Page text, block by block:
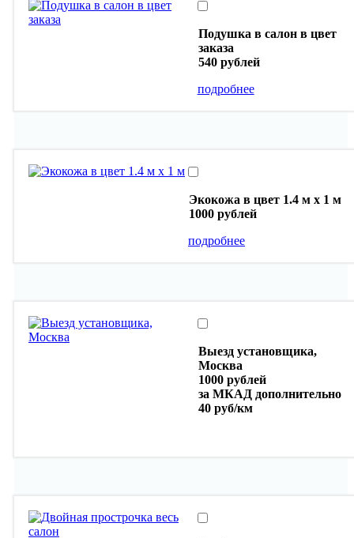
Подушка в салон в цвет
заказа
540 рублей
подробнее
Экокожа в цвет 1.4 м х 1 м
1000 рублей
подробнее
Выезд установщика,
Москва
1000 рублей
за МКАД дополнительно
40 руб/км